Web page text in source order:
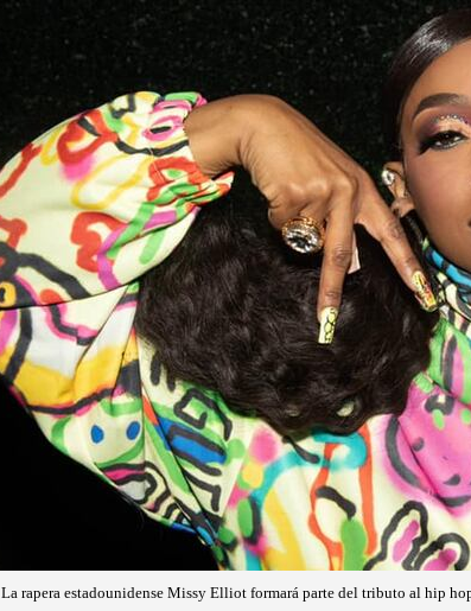
La rapera estadounidense Missy Elliot formará parte del tributo al hip